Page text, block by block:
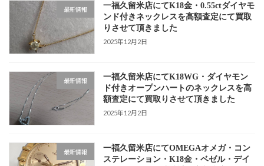
最新情報
一福久留米店にてK18金・0.55ctダイヤモ
ンド付きネックレスを高額査定にて買取
りさせて頂きました
2025年12月2日
最新情報
一福久留米店にてK18WG・ダイヤモン
ド付きオープンハートのネックレスを高
額査定にて買取りさせて頂きました
2025年12月2日
最新情報
一福久留米店にてOMEGAオメガ・コン
ステレーション・K18金・ベゼル・デイ